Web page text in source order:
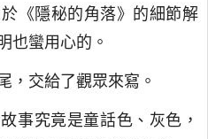
《隱秘的角落》的細節解
也蠻用心的。
，交給了觀眾來寫。
事究竟是童話色、灰色，